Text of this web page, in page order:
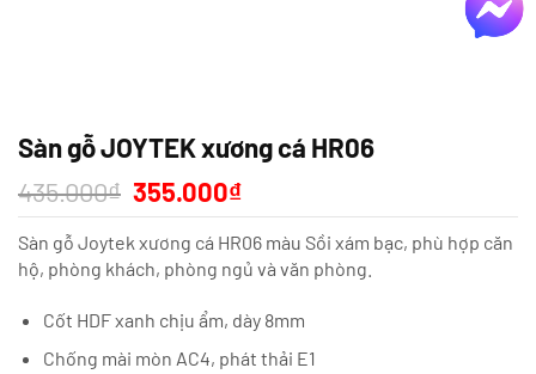
Sàn gỗ JOYTEK xương cá HR06
435.000₫ Giá
gốc
là:
435.000₫.
355.000₫Giá
hiện
tại
là:
355.000₫.
Sàn gỗ Joytek xương cá HR06 màu Sồi xám bạc, phù hợp căn
hộ, phòng khách, phòng ngủ và văn phòng.
Cốt HDF xanh chịu ẩm, dày 8mm
Chống mài mòn AC4, phát thải E1